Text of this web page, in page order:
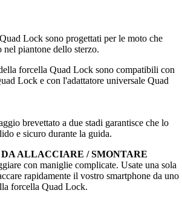
Lock sono progettati per le moto che
piantone dello sterzo.
forcella Quad Lock sono compatibili con
Lock e con l'adattatore universale Quad
brevettato a due stadi garantisce che lo
e sicuro durante la guida.
ALLACCIARE / SMONTARE
con maniglie complicate. Usate una sola
rapidamente il vostro smartphone da uno
forcella Quad Lock.